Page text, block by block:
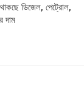
ডিজেল, পেট্রোল,
দাম